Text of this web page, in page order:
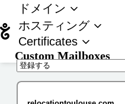
ドメイン
ホスティング
Certificates
Custom Mailboxes